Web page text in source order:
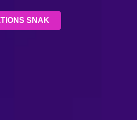
SNAK